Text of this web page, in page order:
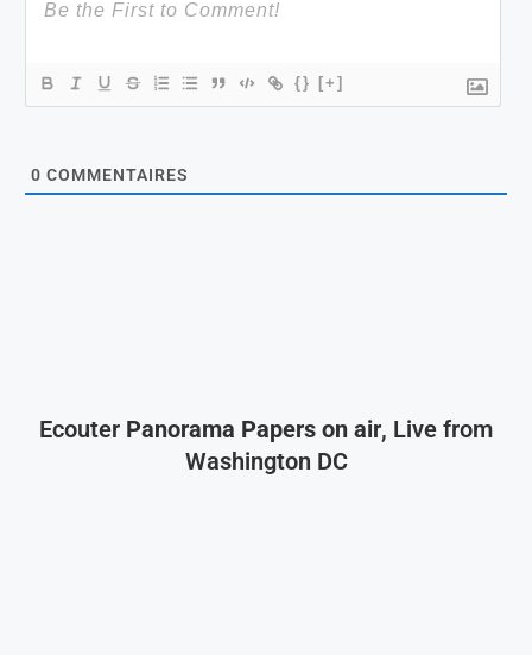
{} [+]
0 COMMENTAIRES
Ecouter Panorama Papers on air, Live from
Washington DC